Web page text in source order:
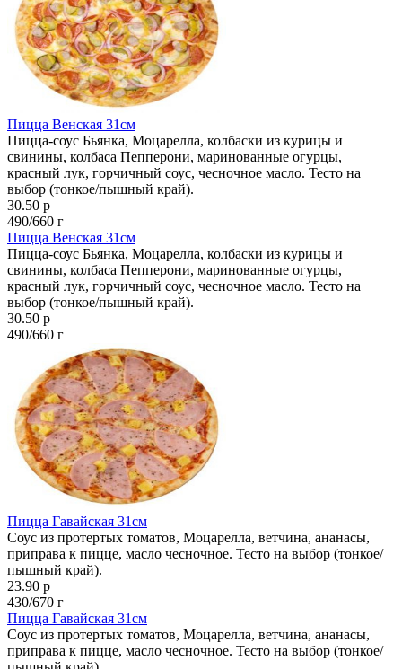
Пицца Венская 31см
Пицца-соус Бьянка, Моцарелла, колбаски из курицы и
свинины, колбаса Пепперони, маринованные огурцы,
красный лук, горчичный соус, чесночное масло. Тесто на
выбор (тонкое/пышный край).
30.50 р
490/660 г
Пицца Венская 31см
Пицца-соус Бьянка, Моцарелла, колбаски из курицы и
свинины, колбаса Пепперони, маринованные огурцы,
красный лук, горчичный соус, чесночное масло. Тесто на
выбор (тонкое/пышный край).
30.50 р
490/660 г
Пицца Гавайская 31см
Соус из протертых томатов, Моцарелла, ветчина, ананасы,
приправа к пицце, масло чесночное. Тесто на выбор (тонкое/
пышный край).
23.90 р
430/670 г
Пицца Гавайская 31см
Соус из протертых томатов, Моцарелла, ветчина, ананасы,
приправа к пицце, масло чесночное. Тесто на выбор (тонкое/